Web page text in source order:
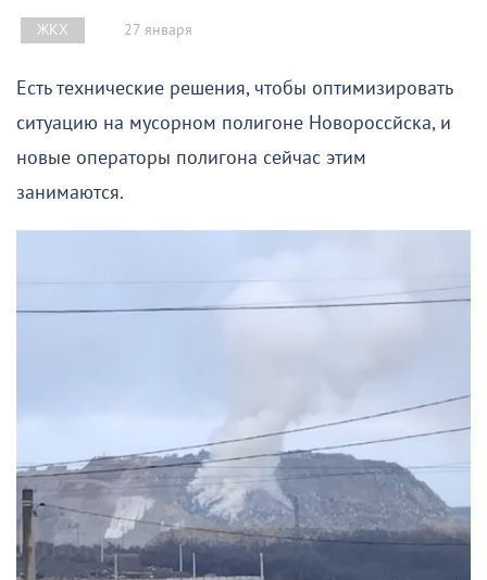
ЖКХ 27 января
Есть технические решения, чтобы оптимизировать
ситуацию на мусорном полигоне Новороссйска, и
новые операторы полигона сейчас этим
занимаются.